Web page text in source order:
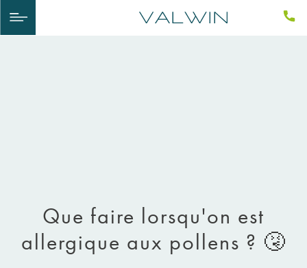
Que faire lorsqu'on est
allergique aux pollens ? 🤧